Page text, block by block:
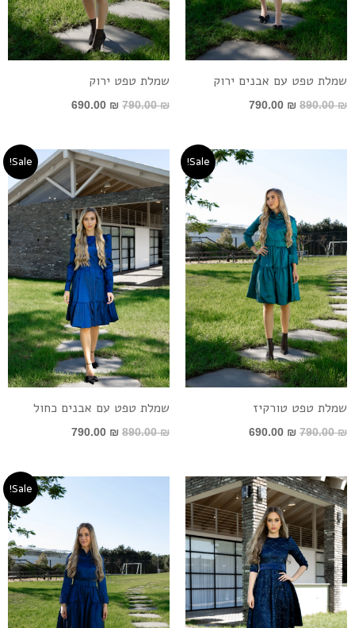
שמלת טפט עם אבנים ירוק
890.00₪
790.00 ₪
שמלת טפט ירוק
790.00₪
690.00 ₪
Sale!
שמלת טפט טורקיז
790.00₪
790.00 ₪.
690.00 ₪
המחיר
הנוכחי
Sale!
שמלת טפט עם אבנים כחול
890.00₪
המחיר
המקורי
היה:
890.00 ₪.
790.00 ₪
המחיר
הנוכחי
הוא:
790.00 ₪.
Sale!
790.00 ₪.
המחיר
הנוכחי